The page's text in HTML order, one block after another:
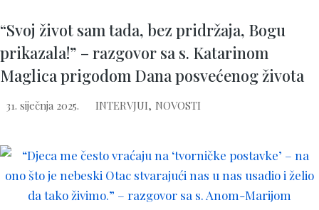
“Svoj život sam tada, bez pridržaja, Bogu
prikazala!” – razgovor sa s. Katarinom
Maglica prigodom Dana posvećenog života
31. siječnja 2025. INTERVJUI, NOVOSTI